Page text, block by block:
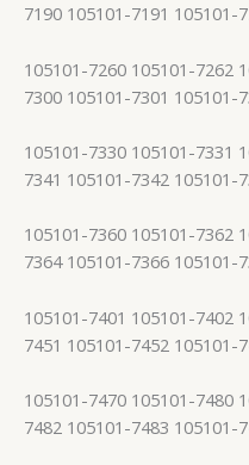
7190 105101-7191 105101-
105101-7260 105101-7262
7300 105101-7301 105101-
105101-7330 105101-7331
7341 105101-7342 105101-
105101-7360 105101-7362
7364 105101-7366 105101-
105101-7401 105101-7402
7451 105101-7452 105101-
105101-7470 105101-7480
7482 105101-7483 105101-